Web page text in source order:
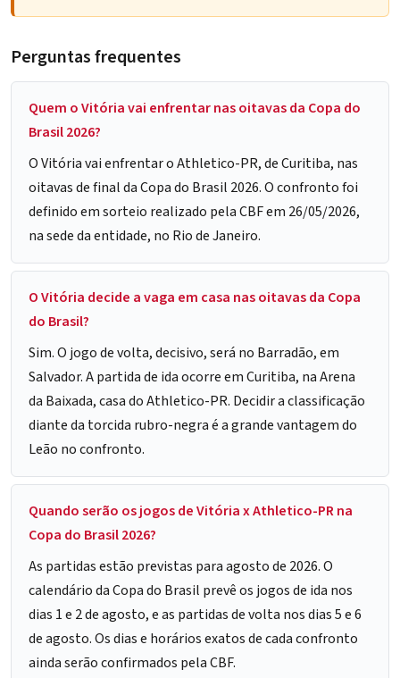
Perguntas frequentes
Quem o Vitória vai enfrentar nas oitavas da Copa do
Brasil 2026?
O Vitória vai enfrentar o Athletico-PR, de Curitiba, nas
oitavas de final da Copa do Brasil 2026. O confronto foi
definido em sorteio realizado pela CBF em 26/05/2026,
na sede da entidade, no Rio de Janeiro.
O Vitória decide a vaga em casa nas oitavas da Copa
do Brasil?
Sim. O jogo de volta, decisivo, será no Barradão, em
Salvador. A partida de ida ocorre em Curitiba, na Arena
da Baixada, casa do Athletico-PR. Decidir a classificação
diante da torcida rubro-negra é a grande vantagem do
Leão no confronto.
Quando serão os jogos de Vitória x Athletico-PR na
Copa do Brasil 2026?
As partidas estão previstas para agosto de 2026. O
calendário da Copa do Brasil prevê os jogos de ida nos
dias 1 e 2 de agosto, e as partidas de volta nos dias 5 e 6
de agosto. Os dias e horários exatos de cada confronto
ainda serão confirmados pela CBF.